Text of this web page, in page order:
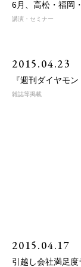
6月、高松・福岡
講演・セミナー
2015.04.23
『週刊ダイヤモ
雑誌等掲載
2015.04.17
引越し会社満足